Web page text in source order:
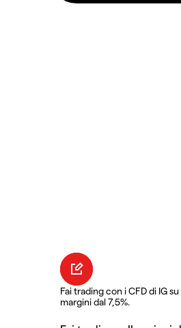
Fai trading con i CFD di IG
margini dal 7,5%.